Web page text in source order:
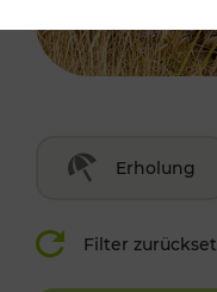
Erholung
Filter